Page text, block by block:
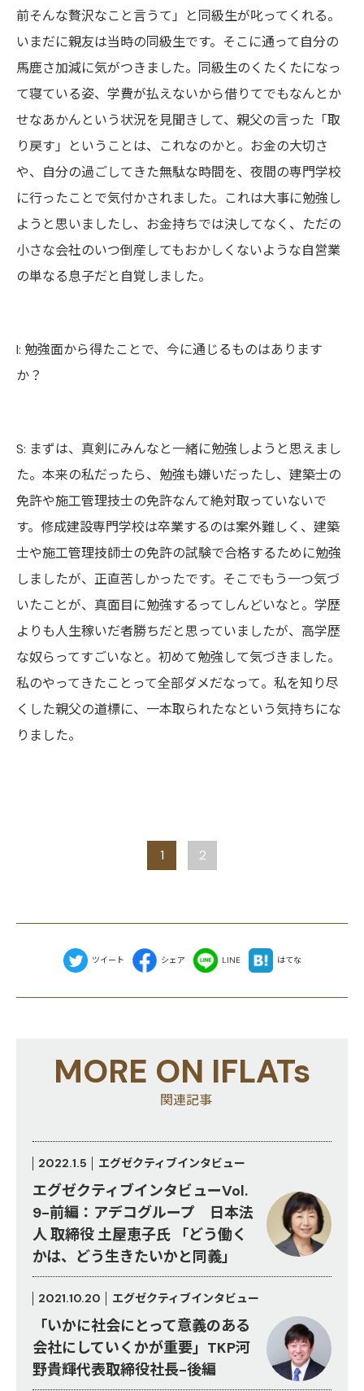
前そんな贅沢なこと言うて」と同級生が叱ってくれる。
いまだに親友は当時の同級生です。 そこに通って自分の
馬鹿さ加減に気がつきました。同級生のくたくたになっ
て寝ている姿、学費が払えないから借りてでもなんとか
せなあかんという状況を見聞きして、親父の言った 「取
り戻す」
ということは、これなのかと。お金の大切さ
や、自分の過ごしてきた無駄な時間を、夜間の専門学校
に行ったことで気付かされました。これは大事に勉強し
ようと思いましたし、お金持ちでは決してなく、ただの
小さな会社のいつ倒産してもおかしくないような自営業
の単なる息子だと自覚しました。
I: 勉強面から得たことで、今に通じるものはあります
か？
S: まずは、真剣にみんなと一緒に勉強しようと思えまし
た。本来の私だったら、勉強も嫌いだったし、建築士の
免許や施工管理技士の免許なんて絶対取っていないで
す。修成建設専門学校は卒業するのは案外難し く、 建築
士や施工管理技師士の免許の試験で合格するために勉強
しましたが、 正直苦しかったです。そこでもう一つ気づ
いたことが、真面目に勉強するってしんどいなと。学歴
よりも人生稼いだ者勝ちだと思っていましたが、高学歴
な奴らってすごいなと。初めて勉強して気づきました。
私のやってきたことって全部ダメだなって。私を知り尽
くした親父の道標に、一本取られたなという気持ちにな
りました。
1 2
ツイート シェア LINE はてな
MORE ON IFLATs
関連記事
エグゼクティブインタビューVol.
9-前編：アデコグループ 日本法
人 取締役 土屋恵子氏 「どう働く
かは、どう生きたいかと同義」
エグゼクティブインタビュー
2022.1.5
「いかに社会にとって意義のある
会社にしていくかが重要」TKP河
野貴輝代表取締役社長-後編
エグゼクティブインタビュー
2021.10.20